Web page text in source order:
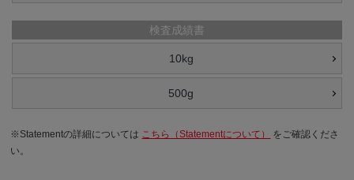
検査成績書
10kg
500g
※Statementの詳細については こちら（Statementについて）
をご確認くださ
い。